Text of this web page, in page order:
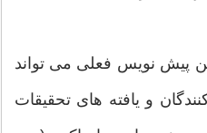
پیش نویس فعلی می تواند
و یافته های تحقیقات